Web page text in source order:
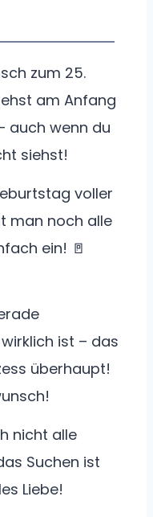
zum 25.
am Anfang
auch wenn du
siehst!
voller
man noch alle
ein! 🚪
ist – das
überhaupt!
nicht alle
Suchen ist
Liebe!